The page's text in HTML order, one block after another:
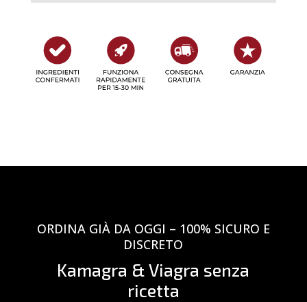
ORDINA GIÀ DA OGGI – 100% SICURO E
DISCRETO
Kamagra & Viagra senza
ricetta